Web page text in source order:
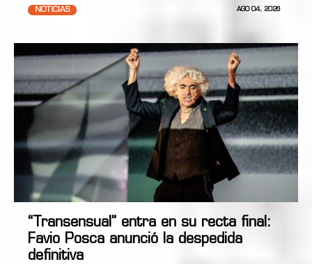
NOTICIAS AGO 04, 2026
“Transensual” entra en su recta final:
Favio Posca anunció la despedida
definitiva